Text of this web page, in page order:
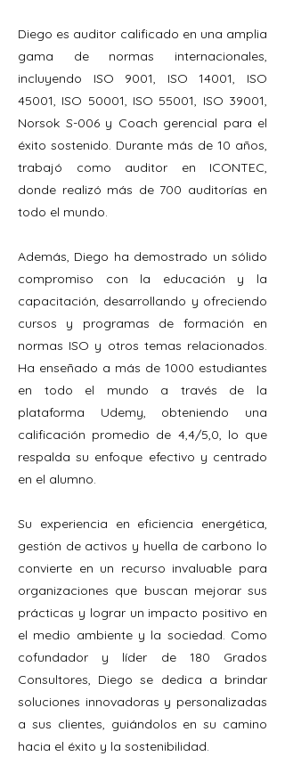
Diego es auditor calificado en una amplia
gama de normas internacionales,
incluyendo ISO 9001, ISO 14001, ISO
45001, ISO 50001, ISO 55001, ISO 39001,
Norsok S-006 y Coach gerencial para el
éxito sostenido. Durante más de 10 años,
trabajó como auditor en ICONTEC,
donde realizó más de 700 auditorías en
todo el mundo.
Además, Diego ha demostrado un sólido
compromiso con la educación y la
capacitación, desarrollando y ofreciendo
cursos y programas de formación en
normas ISO y otros temas relacionados.
Ha enseñado a más de 1000 estudiantes
en todo el mundo a través de la
plataforma Udemy, obteniendo una
calificación promedio de 4,4/5,0, lo que
respalda su enfoque efectivo y centrado
en el alumno.
Su experiencia en eficiencia energética,
gestión de activos y huella de carbono lo
convierte en un recurso invaluable para
organizaciones que buscan mejorar sus
prácticas y lograr un impacto positivo en
el medio ambiente y la sociedad. Como
cofundador y líder de 180 Grados
Consultores, Diego se dedica a brindar
soluciones innovadoras y personalizadas
a sus clientes, guiándolos en su camino
hacia el éxito y la sostenibilidad.